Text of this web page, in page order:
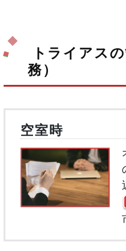
トライアス
務）
空室時